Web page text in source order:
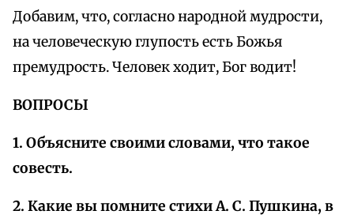
Добавим, что, согласно народной мудрости,
на человеческую глупость есть Божья
премудрость. Человек ходит, Бог водит!
ВОПРОСЫ
1. Объясните своими словами, что такое
совесть.
2. Какие вы помните стихи А. С. Пушкина, в